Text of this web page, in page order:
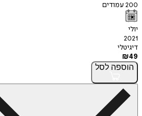
200עמודים
יולי
2021
דיגיטלי
₪49
הוספה לסל